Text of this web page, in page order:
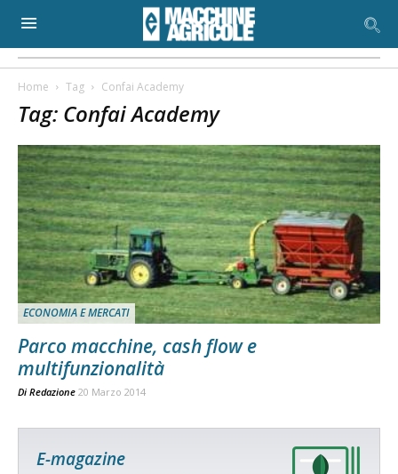
Home Tag Confai Academy
Tag: Confai Academy
ECONOMIA E MERCATI
Parco macchine, cash flow e
multifunzionalità
Di Redazione 20 Marzo 2014
E-magazine